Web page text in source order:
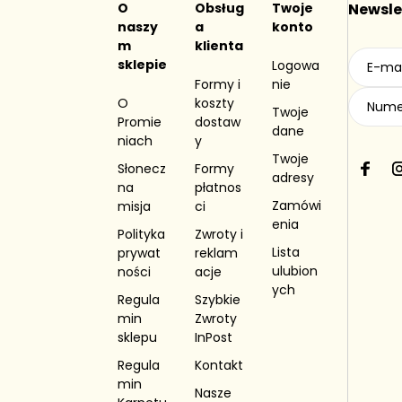
Nasz sklep internetowy oferuje wiele
tak to krem z orzechów ziemnych jest
doskonały dodatekprzy pieczeniu ciast,
tajskiego makaronu
. Po inspiracje
Instagramie:
@promienieslonca.pl
Jakie rodzaje
w ofercie
W naszej ofercie dostępne są klasyczne
sezamowy tahini. Jednak naszymi
niepowtarzalnego smaku. Co więcej można
kokosaikrem kokosowy z wiórkami
Kremy
O
naszy
m
sklepie
O
Promie
niach
Słonecz
na
misja
Polityka
prywat
ności
Regula
min
sklepu
Regula
min
Obsług
a
klienta
Formy i
koszty
dostaw
y
Formy
płatnos
ci
Zwroty i
reklam
acje
Szybkie
Zwroty
InPost
Kontakt
Nasze
Twoje
konto
Logowa
nie
Twoje
dane
Twoje
adresy
Zamówi
enia
Lista
ulubion
ych
F
I